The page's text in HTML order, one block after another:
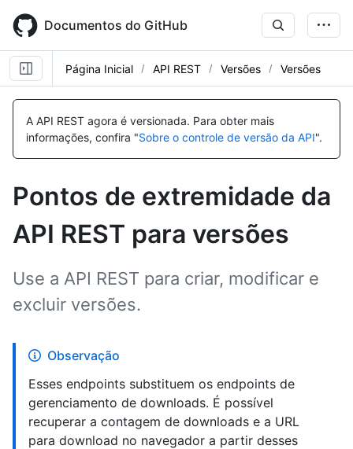
main
content
Documentos do GitHub
Página Inicial API REST Versões Versões
A API REST agora é versionada. Para obter mais
informações, confira "Sobre o controle de versão da API".
Pontos de extremidade da
API REST para versões
Use a API REST para criar, modificar e
excluir versões.
Observação
Esses endpoints substituem os endpoints de
gerenciamento de downloads. É possível
recuperar a contagem de downloads e a URL
para download no navegador a partir desses
Nome,
Tipo,
Descrição
Nome,
Tipo,
Descrição
Nome,
Tipo,
Descrição
Nome,
Tipo,
Descrição
Nome,
Tipo,
Descrição
Nome,
Tipo,
Descrição
Nome,
Tipo,
Descrição
Nome,
Tipo,
Descrição
Nome,
Tipo,
Descrição
Nome,
Tipo,
Descrição
Nome,
Tipo,
Descrição
Nome,
Tipo,
Descrição
Nome,
Tipo,
Descrição
Nome,
Tipo,
Descrição
Nome,
Tipo,
Descrição
Nome,
Tipo,
Descrição
Nome,
Tipo,
Descrição
Nome,
Tipo,
Descrição
Nome,
Tipo,
Descrição
Nome,
Tipo,
Descrição